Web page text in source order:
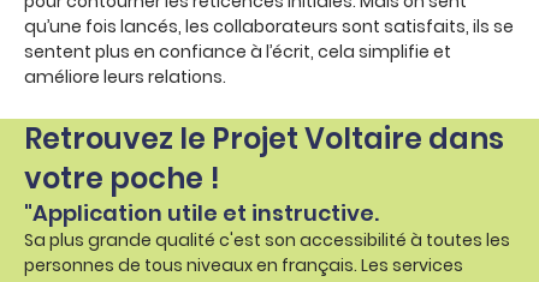
qu’une fois lancés, les collaborateurs sont satisfaits, ils se
sentent plus en confiance à l’écrit, cela simplifie et
améliore leurs relations.
Retrouvez le Projet Voltaire dans
votre poche !
"Application utile et instructive.
Sa plus grande qualité c'est son accessibilité à toutes les
personnes de tous niveaux en français. Les services